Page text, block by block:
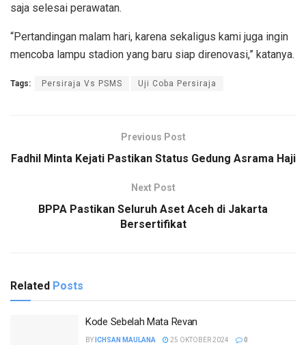
saja selesai perawatan.
“Pertandingan malam hari, karena sekaligus kami juga ingin
mencoba lampu stadion yang baru siap direnovasi,” katanya.
Tags: Persiraja Vs PSMS Uji Coba Persiraja
Previous Post
Fadhil Minta Kejati Pastikan Status Gedung Asrama Haji
Next Post
BPPA Pastikan Seluruh Aset Aceh di Jakarta
Bersertifikat
Related Posts
Kode Sebelah Mata Revan
BY ICHSAN MAULANA 25 OKTOBER 2024 0